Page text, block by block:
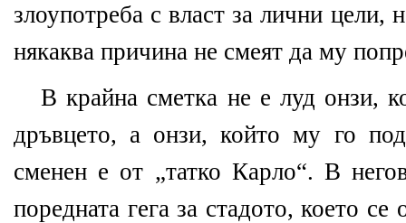
злоупотреба с власт за лични цели,
някаква причина не смеят да му
В крайна сметка не е луд онзи,
дръвцето, а онзи, който му го
сменен е от „татко Карло“. В
поредната гега за стадото, което